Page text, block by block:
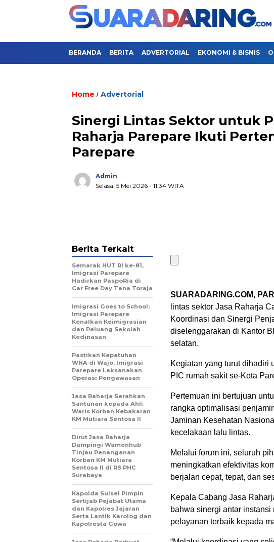
BERANDA BERITA ADVERTORIAL EKONOMI & BISNIS
Home / Advertorial
Sinergi Lintas Sektor untuk
Raharja Parepare Ikuti
Parepare
Admin
Selasa, 5 Mei 2026 - 11:34 WITA
SUARADARING.COM,
lintas sektor Jasa Raharja
Koordinasi dan Sinergi
diselenggarakan di Kantor
selatan.
Kegiatan yang turut dihadiri
PIC rumah sakit se-Kota
Pertemuan ini bertujuan
rangka optimalisasi
Jaminan Kesehatan
kecelakaan lalu lintas.
Melalui forum ini, seluruh
meningkatkan efektivitas
berjalan cepat, tepat, dan
Kepala Cabang Jasa
bahwa sinergi antar
pelayanan terbaik kepada
Berita Terkait
Semarak HUT RI ke-81,
Imigrasi Parepare
Hadirkan PaspoRia di
Car Free Day Tana Toraja
Imigrasi Goes to School:
Imigrasi Parepare
Kenalkan Keimigrasian
dan Peluang Sekolah
Kedinasan
Pastikan Kepatuhan
WNA di Wajo, Imigrasi
Parepare Laksanakan
Operasi Pengawasan
Jasa Raharja Serahkan
Santunan kepada Ahli
Waris Korban Kebakaran
KM Mutiara Sentosa II
Dirut Jasa Raharja
Dampingi Wamenhub
Tinjau Penanganan
Korban KM Mutiara
Sentosa II di RS PHC
Surabaya
Kapolda Sulsel Pimpin
Sertijab Pejabat Utama
dan Kapolres Jajaran
Serta Lantik Karolog dan
Kapolresta Gowa